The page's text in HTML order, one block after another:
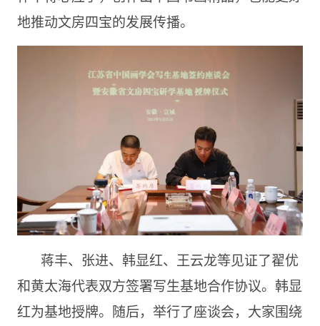
地推动文房四宝的发展传播。
蒋丰、张进、韩显红、王云龙等见证了翟优
和黄太海代表双方签署写生基地合作协议。韩显
红为基地授牌。随后，举行了座谈会，大家围绕